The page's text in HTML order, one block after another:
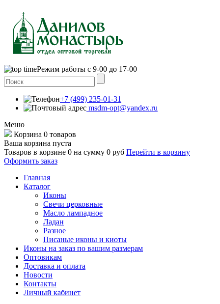
Режим работы с 9-00 до 17-00
+7 (499) 235-01-31
msdm-opt@yandex.ru
Меню
Корзина 0 товаров
Ваша корзина пуста
Товаров в корзине 0 на сумму 0 руб Перейти в корзину
Оформить заказ
Главная
Каталог
Иконы
Свечи церковные
Масло лампадное
Ладан
Разное
Писаные иконы и киоты
Иконы на заказ по вашим размерам
Оптовикам
Доставка и оплата
Новости
Контакты
Личный кабинет